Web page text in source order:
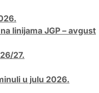
linijama JGP – avgust
27.
u julu 2026.